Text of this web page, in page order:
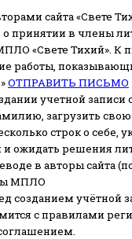
сайта «Свете
о принятии в члены
«Свете Тихий». К
работы,
ОТПРАВИТЬ ПИСЬМО
учетной записи
загрузить
строк о себе,
и ожидать решения
в авторы сайта
МПЛО
созданием учётной
с правилами